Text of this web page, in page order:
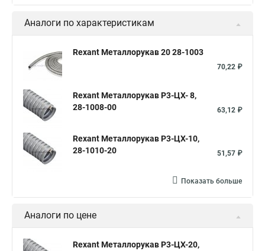
Аналоги по характеристикам
Rexant Металлорукав 20 28-1003
70,22 ₽
Rexant Металлорукав Р3-ЦХ- 8,
28-1008-00
63,12 ₽
Rexant Металлорукав Р3-ЦХ-10,
28-1010-20
51,57 ₽
Показать больше
Аналоги по цене
Rexant Металлорукав Р3-ЦХ-20,